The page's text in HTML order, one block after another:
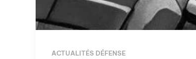
ACTUALITÉS DÉFENSE